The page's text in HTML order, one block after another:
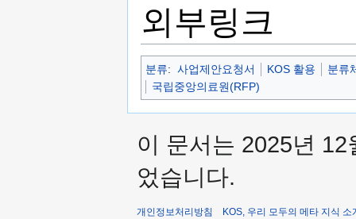
외부링크
분류: 사업제안요청서 KOS 활용
분류
국립중앙의료원(RFP)
이 문서는 2025년
었습니다.
개인정보처리방침 KOS, 우리 모두의 메타 지식 소